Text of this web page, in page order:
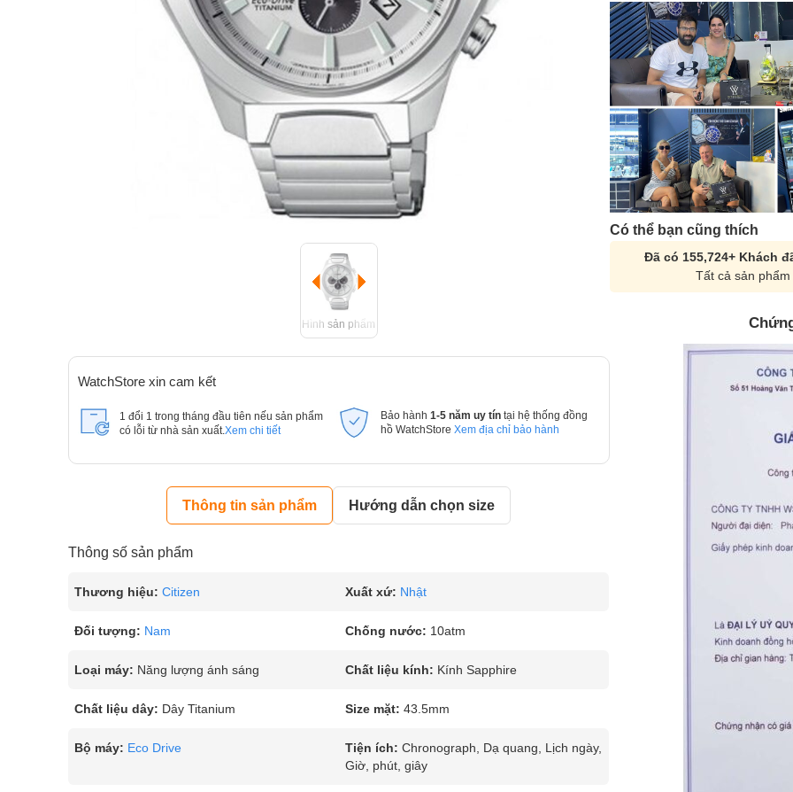
Hình sản phẩm
WatchStore xin cam kết
1 đổi 1 trong tháng đầu tiên nếu sản phẩm
có lỗi từ nhà sản xuất. Xem chi tiết
Bảo hành 1-5 năm uy tín tại hệ thống đồng
hồ WatchStore Xem địa chỉ bảo hành
Thông tin sản phẩm Hướng dẫn chọn size
Thông số sản phẩm
Thương hiệu: Citizen Xuất xứ: Nhật
Đối tượng: Nam Chống nước: 10atm
Loại máy: Năng lượng ánh sáng Chất liệu kính: Kính Sapphire
Chất liệu dây: Dây Titanium Size mặt: 43.5mm
Bộ máy: Eco Drive Tiện ích: Chronograph, Dạ quang, Lịch ngày,
Giờ, phút, giây
Có thể bạn cũng thích
Đã có 155,724+ Khách
Tất cả sản